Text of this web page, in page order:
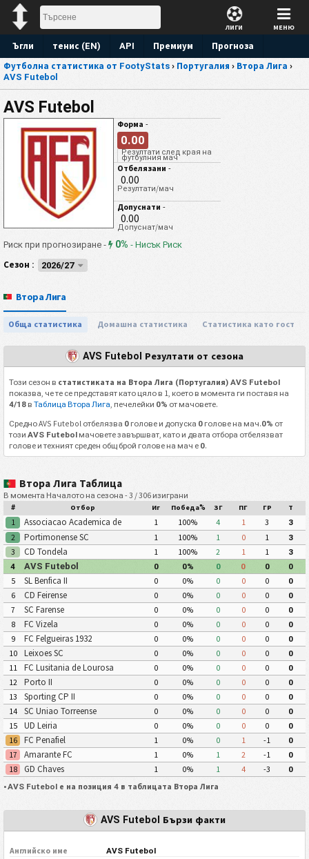
ЛИГИ МЕНЮ
Ъгли тенис (EN) API Премиум
Прогноза
Футболна статистика от FootyStats › Португалия › Втора Лига ›
AVS Futebol
AVS Futebol
Форма -
0.00
Резултати след края на
футбулния мач
Отбелязани -
0.00
Резултати/мач
Допуснати -
0.00
Допуснат/мач
Риск при прогнозиране - 0% -Нисък Риск
Сезон : 2026/27
Втора Лига
Обща статистика Домашна статистика Статистика като гост
AVS Futebol Резултати от сезона
Този сезон в статистиката на Втора Лига (Португалия) AVS Futebol
показва, че те се представят като цяло в 1, което в момента ги поставя на
4/18 вТаблица Втора Лига, печелейки 0% от мачовете.
Средно AVS Futebol отбелязва 0 голове и допуска 0 голове на мач.0% от
тозиAVS Futebol мачовете завършват, като и двата отбора отбелязват
голове и техният среден общ брой голове на мач е 0.
Втора Лига Таблица
В момента Началото на сезона - 3 / 306 изиграни
# Отбор Иг Победа% ЗГ ПГ ГР Т
1
Associacao Academica de
Coimbra OAF
1 100% 4 1 3 3
2 Portimonense SC 1 100% 1 0 1 3
3 CD Tondela 1 100% 2 1 1
3
4
AVS Futebol 0 0% 0 0 0 0
5 SL Benfica II 0 0% 0 0 0 0
6 CD Feirense 0 0% 0 0 0 0
7 SC Farense 0 0% 0 0 0 0
8 FC Vizela 0 0% 0 0 0 0
9 FC Felgueiras 1932 0 0% 0 0 0 0
10 Leixoes SC 0 0% 0 0 0 0
11 FC Lusitania de Lourosa 0 0% 0 0 0 0
12 Porto II 0 0% 0 0 0 0
13 Sporting CP II 0 0% 0 0 0 0
14 SC Uniao Torreense 0 0% 0 0 0 0
15 UD Leiria 0 0% 0 0 0 0
16 FC Penafiel 1 0% 0 1 -1 0
17 Amarante FC 1 0% 1 2 -1 0
18 GD Chaves 1 0% 1 4 -3 0
•AVS Futebol е на позиция 4 в таблицата Втора Лига
AVS Futebol Бързи факти
Английско име AVS Futebol